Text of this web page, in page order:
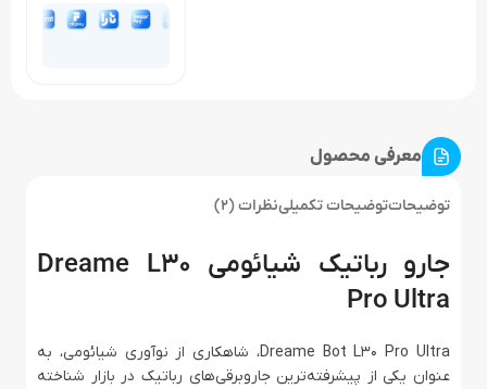
معرفی محصول
توضیحاتتوضیحات تکمیلینظرات (2)
جارو رباتیک شیائومی Dreame L30
Pro Ultra
Dreame Bot L30 Pro Ultra، شاهکاری از نوآوری شیائومی، به
عنوان یکی از پیشرفته‌ترین جاروبرقی‌های رباتیک در بازار شناخته